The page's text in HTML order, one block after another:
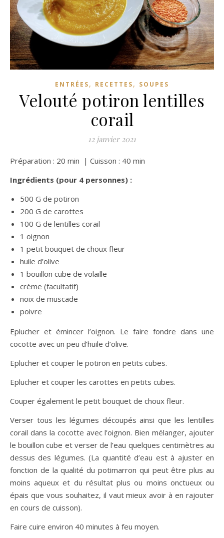
ENTRÉES, RECETTES, SOUPES
Velouté potiron lentilles
corail
12 janvier 2021
Préparation : 20 min | Cuisson : 40 min
Ingrédients (pour 4 personnes) :
500 G de potiron
200 G de carottes
100 G de lentilles corail
1 oignon
1 petit bouquet de choux fleur
huile d’olive
1 bouillon cube de volaille
crème (facultatif)
noix de muscade
poivre
Eplucher et émincer l’oignon. Le faire fondre dans une
cocotte avec un peu d’huile d’olive.
Eplucher et couper le potiron en petits cubes.
Eplucher et couper les carottes en petits cubes.
Couper également le petit bouquet de choux fleur.
Verser tous les légumes découpés ainsi que les lentilles
corail dans la cocotte avec l’oignon. Bien mélanger, ajouter
le bouillon cube et verser de l’eau quelques centimètres au
dessus des légumes. (La quantité d’eau est à ajuster en
fonction de la qualité du potimarron qui peut être plus au
moins aqueux et du résultat plus ou moins onctueux ou
épais que vous souhaitez, il vaut mieux avoir à en rajouter
en cours de cuisson).
Faire cuire environ 40 minutes à feu moyen.